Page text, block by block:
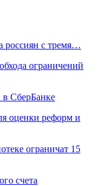
россиян с тремя…
ограничений
в СберБанке
оценки реформ и
ограничат 15
счета